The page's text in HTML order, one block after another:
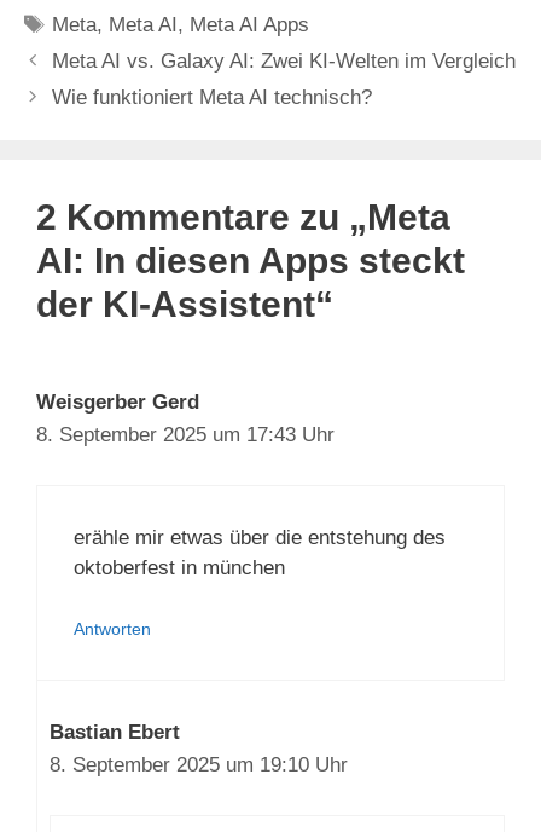
Schlagwörter
Meta, Meta AI , Meta AI Apps
Meta AI vs. Galaxy AI: Zwei KI-Welten im Vergleich
Wie funktioniert Meta AI technisch?
2 Kommentare zu „Meta
AI: In diesen Apps steckt
der KI-Assistent“
Weisgerber Gerd
8. September 2025 um 17:43 Uhr
erähle mir etwas über die entstehung des
oktoberfest in münchen
Antworten
Bastian Ebert
8. September 2025 um 19:10 Uhr